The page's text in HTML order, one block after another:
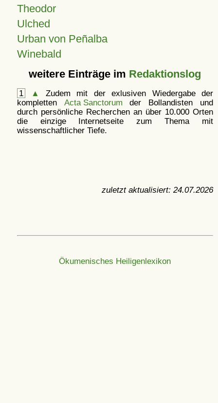
Theodor
Ulched
Urban von Peñalba
Winebald
weitere Einträge im Redaktionslog
1 ▲
Zudem mit der exlusiven Wiedergabe der
kompletten Acta Sanctorum der Bollandisten und
durch persönliche Recherchen an über 10.000 Orten
die einzige Internetseite zum Thema mit
wissenschaftlicher Tiefe.
zuletzt aktualisiert: 24.07.2026
Ökumenisches Heiligenlexikon